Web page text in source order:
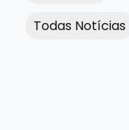
Todas Notícias